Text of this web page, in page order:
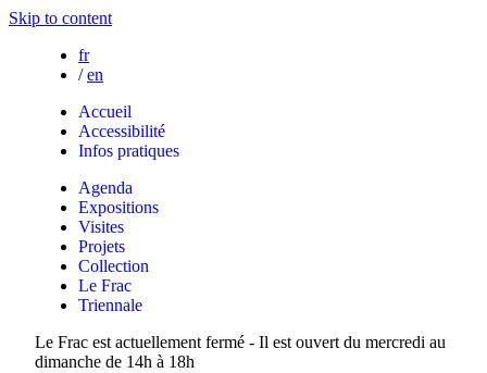
Skip to content
fr
/ en
Accueil
Accessibilité
Infos pratiques
Agenda
Expositions
Visites
Projets
Collection
Le Frac
Triennale
Le Frac est actuellement fermé - Il est ouvert du mercredi au
dimanche de 14h à 18h